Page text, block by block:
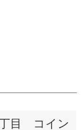
目 コイン